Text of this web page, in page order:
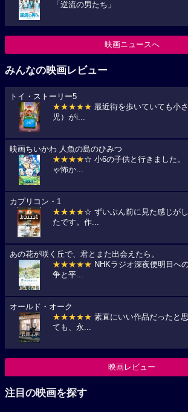
「逆流の男たち」
映画ニュースへ
みんなの映画レビュー
トイ・ストーリー5
★★★★★ 最近街を歩いていても小
児）がi...
映画ちいかわ 人魚の島のひみつ
★★★★☆ 小6の子供と行きました。
ゃ怖か...
カプリコン・1
★★★★☆ ずいぶん前に見た感じが
たです。作...
あの花が咲く丘で、君とまた出会えたら。
★★★★★ NHKラジオ深夜便明日へ
争と平...
オールド・オーク
★★★★★ 素直にいい作品だったと
ても、永...
映画レビュー
注目の映画を探す